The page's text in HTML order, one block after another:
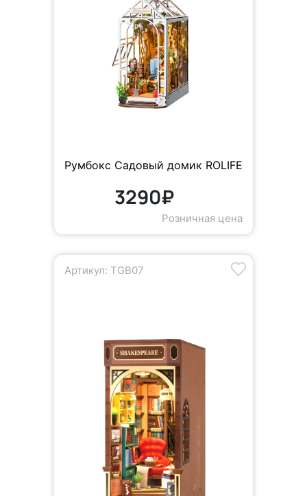
Румбокс Садовый домик ROLIFE
3290₽
Розничная цена
Артикул: TGB07